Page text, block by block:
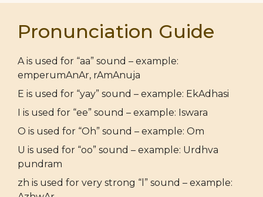
Pronunciation Guide
A is used for “aa” sound – example:
emperumAnAr, rAmAnuja
E is used for “yay” sound – example: EkAdhasi
I is used for “ee” sound – example: Iswara
O is used for “Oh” sound – example: Om
U is used for “oo” sound – example: Urdhva
pundram
zh is used for very strong “l” sound – example: